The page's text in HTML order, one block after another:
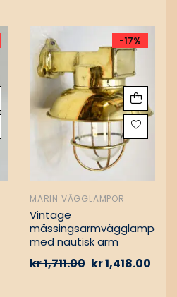
-17%
MARIN VÄGGLAMPOR
Vintage
mässingsarmvägglampa
med nautisk arm
kr1,711.00 kr1,418.00